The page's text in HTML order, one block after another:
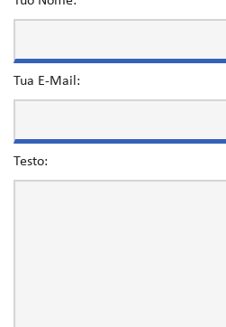
Tua E-Mail:
Testo: